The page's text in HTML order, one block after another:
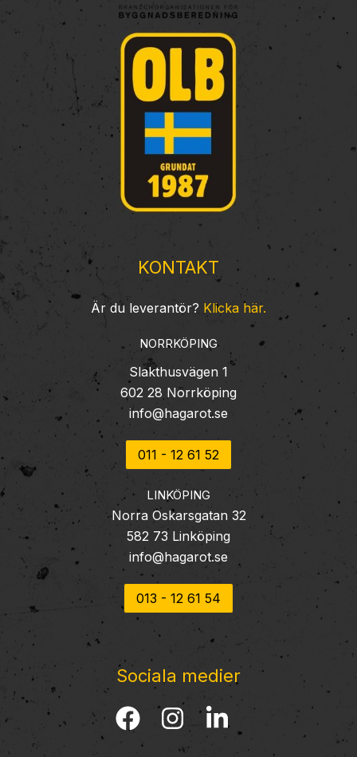
KONTAKT
Är du leverantör? Klicka här.
NORRKÖPING
Slakthusvägen 1
602 28 Norrköping
info@hagarot.se
011 - 12 61 52
LINKÖPING
Norra Oskarsgatan 32
582 73 Linköping
info@hagarot.se
013 - 12 61 54
Sociala medier